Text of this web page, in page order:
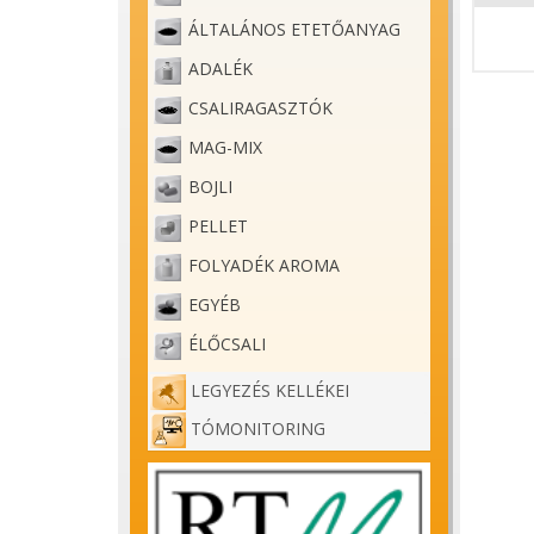
ÁLTALÁNOS ETETŐANYAG
ADALÉK
CSALIRAGASZTÓK
MAG-MIX
BOJLI
PELLET
FOLYADÉK AROMA
EGYÉB
ÉLŐCSALI
LEGYEZÉS KELLÉKEI
TÓMONITORING